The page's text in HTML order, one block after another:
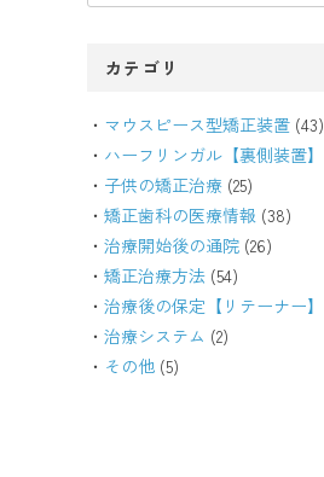
カテゴリ
マウスピース型矯正装置 (43)
ハーフリンガル【裏側装置】
子供の矯正治療 (25)
矯正歯科の医療情報 (38)
治療開始後の通院 (26)
矯正治療方法 (54)
治療後の保定【リテーナー】
治療システム (2)
その他 (5)